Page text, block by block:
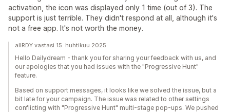
activation, the icon was displayed only 1 time (out of 3). The
support is just terrible. They didn't respond at all, although it's
not a free app. It's not worth the money.
allRDY vastasi 15. huhtikuu 2025
Hello Dailydream - thank you for sharing your feedback with us, and
our apologies that you had issues with the "Progressive Hunt"
feature.
Based on support messages, it looks like we solved the issue, but a
bit late for your campaign. The issue was related to other settings
conflicting with "Progressive Hunt" multi-stage pop-ups. We pushed